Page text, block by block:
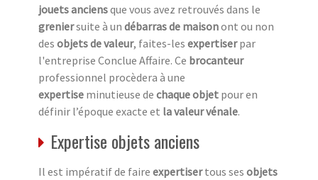
jouets anciensque vous avez retrouvés dans le
greniersuite à un débarras de maisonont ou non
des objets de valeur, faites-les expertiserpar
l'entreprise Conclue Affaire. Ce brocanteur
professionnel procèdera à une
expertise minutieuse de chaque objet pour en
définir l’époque exacte et la valeur vénale.
Expertise objets anciens
Il est impératif de faire expertisertous ses objets